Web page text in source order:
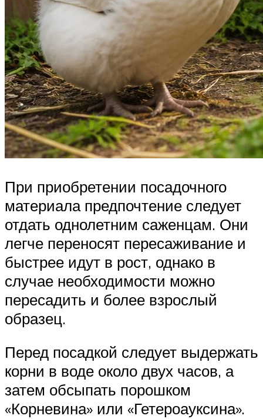
При приобретении посадочного
материала предпочтение следует
отдать однолетним саженцам. Они
легче переносят пересаживание и
быстрее идут в рост, однако в
случае необходимости можно
пересадить и более взрослый
образец.
Перед посадкой следует выдержать
корни в воде около двух часов, а
затем обсыпать порошком
«Корневина» или «Гетероауксина».